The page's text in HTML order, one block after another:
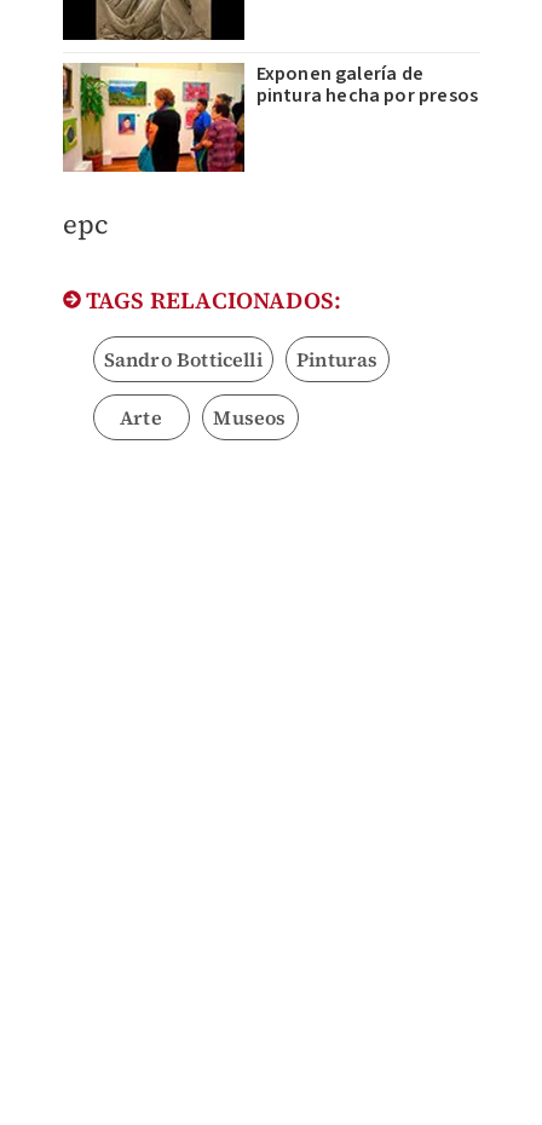
Exponen galería de
pintura hecha por presos
epc
TAGS RELACIONADOS:
Sandro Botticelli Pinturas
Arte Museos